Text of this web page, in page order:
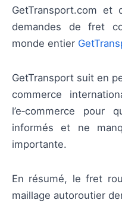
GetTransport.com et
demandes de fret
monde entier
GetTransport suit en
commerce
l’e‑commerce pour
informés et ne
importante.
En résumé, le fret
maillage autoroutier